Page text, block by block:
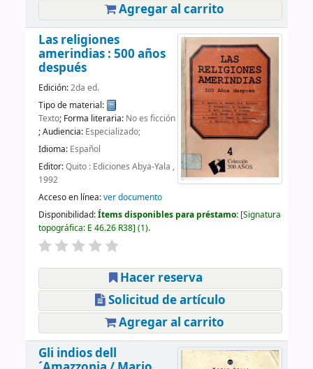
Agregar al carrito
Las religiones
amerindias : 500 años
después
Edición:2da ed.
Tipo de material:
Texto; Forma literaria: No es ficción
; Audiencia: Especializado;
Idioma: Español
Editor:Quito : Ediciones Abya-Yala ,
1992
Acceso en línea:ver documento
Disponibilidad:Ítems disponibles para préstamo: Signatura
topográfica: E 46.26 R38 (1).
Hacer reserva
Solicitud de artículo
Agregar al carrito
Gli indios dell